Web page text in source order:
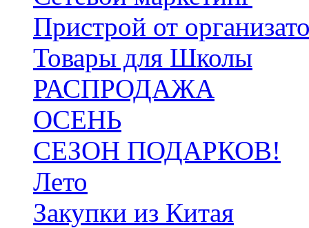
Пристрой от
Товары для Школы
РАСПРОДАЖА
ОСЕНЬ
СЕЗОН ПОДАРКОВ!
Лето
Закупки из Китая